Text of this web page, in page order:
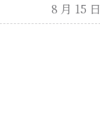
8 月 15 日